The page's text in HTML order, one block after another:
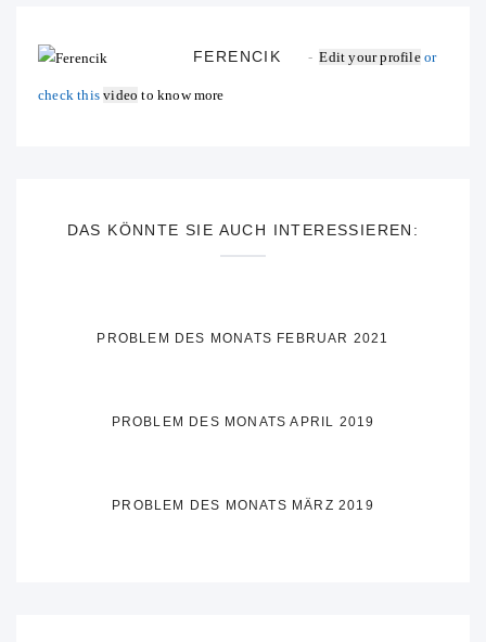
FERENCIK Edit your profileor
check thisvideo to know more
DAS KÖNNTE SIE AUCH INTERESSIEREN:
PROBLEM DES MONATS FEBRUAR 2021
PROBLEM DES MONATS APRIL 2019
PROBLEM DES MONATS MÄRZ 2019